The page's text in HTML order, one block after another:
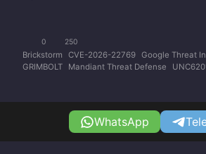
0 250
Brickstorm CVE-2026-22769 Google Threat
GRIMBOLT
Mandiant Threat Defense
WhatsApp